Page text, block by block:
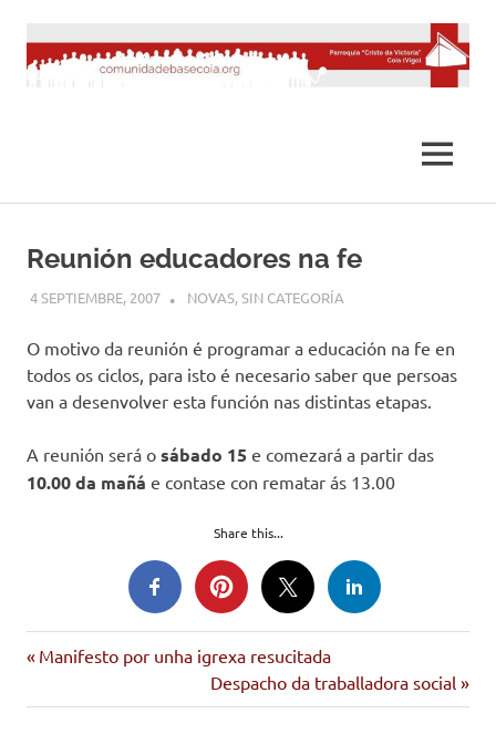
contenido
MENÚ
Reunión educadores na fe
4 SEPTIEMBRE, 2007 DESARROLLO
NOVAS,SIN CATEGORÍA
O motivo da reunión é programar a educación na fe en
todos os ciclos, para isto é necesario saber que persoas
van a desenvolver esta función nas distintas etapas.
A reunión será o sábado 15 e comezará a partir das
10.00 da mañá e contase con rematar ás 13.00
Share this...
Navegación
de
Entrada
Manifesto por unha igrexa resucitada
Siguiente
entrada:
Despacho da traballadora social